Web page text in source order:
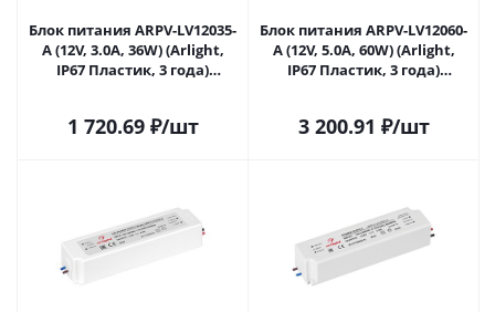
Блок питания ARPV-LV12035-
A (12V, 3.0A, 36W) (Arlight,
IP67 Пластик, 3 года)
1 720.69₽/шт
Блок питания ARPV-LV12060-
A (12V, 5.0A, 60W) (Arlight,
IP67 Пластик, 3 года)
3 200.91 ₽/шт